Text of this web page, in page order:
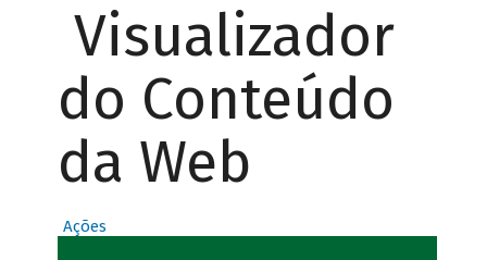
Visualizador
do Conteúdo
da Web
Ações